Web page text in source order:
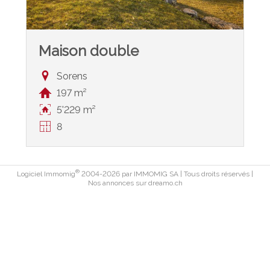
Maison double
Sorens
197 m²
5'229 m²
8
Logiciel Immomig® 2004-2026 par IMMOMIG SA | Tous droits réservés |
Nos annonces sur dreamo.ch